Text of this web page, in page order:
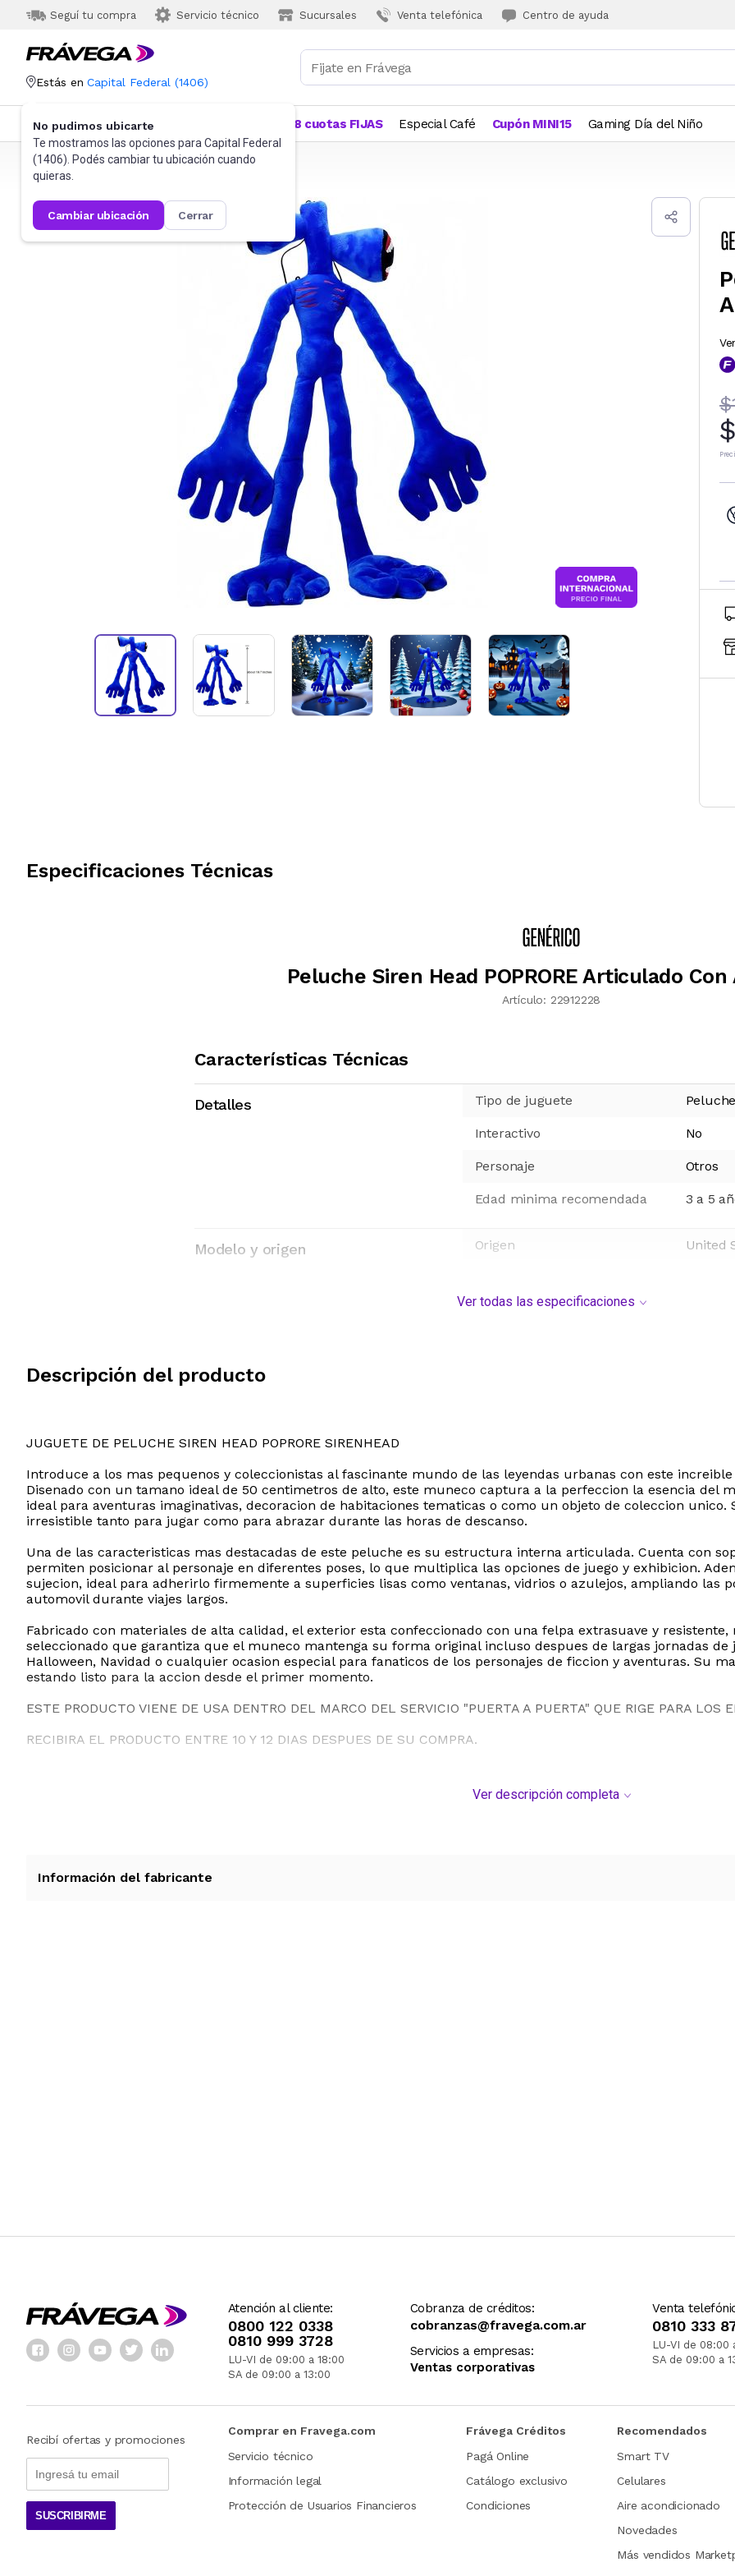
Seguí tu compra Servicio técnico Sucursales Venta telefónica Centro de ayuda
Estás en Capital Federal (1406)
No pudimos ubicarte
Te mostramos las opciones para Capital Federal
(1406). Podés cambiar tu ubicación cuando
quieras.
cambiar ubicación cerrar
Categorías Más Vendidos 18 cuotas FIJAS Especial Café Cupón MINI15 Gaming Día del Niño
Frávega Juguetes y Juegos Peluches y Muñecos
Especificaciones Técnicas
Peluche Siren Head POPRORE Articulado
Artículo: 22912228
Características Técnicas
Detalles Tipo de juguete Peluche
Interactivo No
Personaje Otros
Edad minima recomendada 3 a 5
Modelo y origen Origen United
Ver todas las especificaciones
Descripción del producto
JUGUETE DE PELUCHE SIREN HEAD POPRORE SIRENHEAD
Introduce a los mas pequenos y coleccionistas al fascinante mundo de las leyendas urbanas con este increible
Disenado con un tamano ideal de 50 centimetros de alto, este muneco captura a la perfeccion la esencia del
ideal para aventuras imaginativas, decoracion de habitaciones tematicas o como un objeto de coleccion
irresistible tanto para jugar como para abrazar durante las horas de descanso.
Una de las caracteristicas mas destacadas de este peluche es su estructura interna articulada. Cuenta con
permiten posicionar al personaje en diferentes poses, lo que multiplica las opciones de juego y exhibicion.
sujecion, ideal para adherirlo firmemente a superficies lisas como ventanas, vidrios o azulejos, ampliando las
automovil durante viajes largos.
Fabricado con materiales de alta calidad, el exterior esta confeccionado con una felpa extrasuave y
seleccionado que garantiza que el muneco mantenga su forma original incluso despues de largas jornadas
Halloween, Navidad o cualquier ocasion especial para fanaticos de los personajes de ficcion y aventuras. Su
estando listo para la accion desde el primer momento.
ESTE PRODUCTO VIENE DE USA DENTRO DEL MARCO DEL SERVICIO "PUERTA A PUERTA" QUE RIGE PARA LOS
RECIBIRA EL PRODUCTO ENTRE 10 Y 12 DIAS DESPUES DE SU COMPRA.
Ver descripción completa
Información del fabricante
Atención al cliente:
0800 122 0338
0810 999 3728
LU-VI de 09:00 a 18:00
SA de 09:00 a 13:00
Cobranza de créditos:
cobranzas@fravega.com.ar
Servicios a empresas:
Ventas corporativas
Venta
0810 333
LU-VI de 08:00
SA de 09:00 a
Recibí ofertas y promociones
SUSCRIBIRME
Comprar en Fravega.com
Servicio técnico
Información legal
Protección de Usuarios Financieros
Frávega Créditos
Pagá Online
Catálogo exclusivo
Condiciones
Recomendados
Smart TV
Celulares
Aire acondicionado
Novedades
Más vendidos